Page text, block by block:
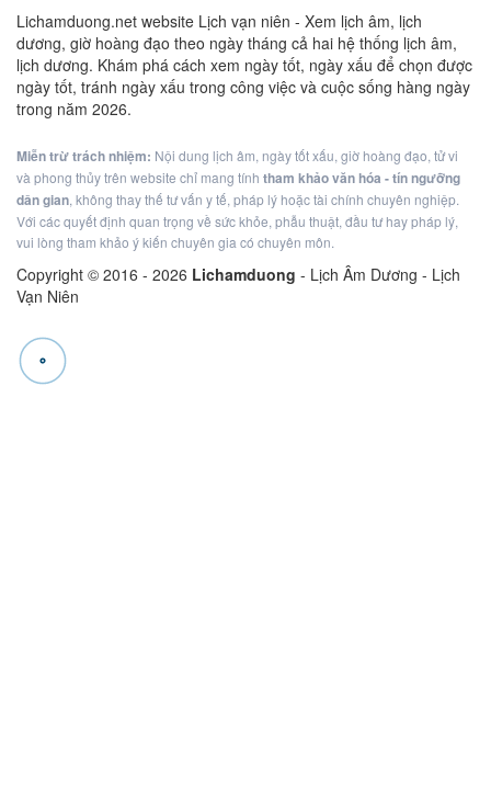
Lichamduong.net website Lịch vạn niên - Xem lịch âm, lịch
dương, giờ hoàng đạo theo ngày tháng cả hai hệ thống lịch âm,
lịch dương. Khám phá cách xem ngày tốt, ngày xấu để chọn được
ngày tốt, tránh ngày xấu trong công việc và cuộc sống hàng ngày
trong năm 2026.
Miễn trừ trách nhiệm: Nội dung lịch âm, ngày tốt xấu, giờ hoàng đạo, tử vi
và phong thủy trên website chỉ mang tính tham khảo văn hóa - tín ngưỡng
dân gian, không thay thế tư vấn y tế, pháp lý hoặc tài chính chuyên nghiệp.
Với các quyết định quan trọng về sức khỏe, phẫu thuật, đầu tư hay pháp lý,
vui lòng tham khảo ý kiến chuyên gia có chuyên môn.
Copyright © 2016 - 2026 Lichamduong - Lịch Âm Dương - Lịch
Vạn Niên